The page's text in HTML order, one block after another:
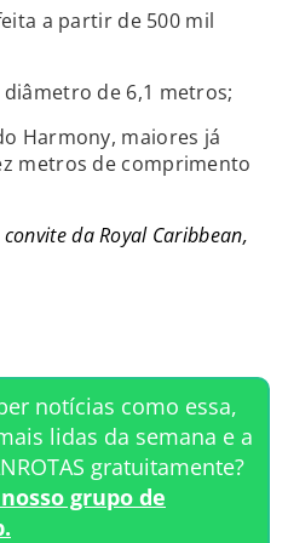
a partir de 500 mil
de 6,1 metros;
Harmony, maiores já
metros de comprimento
da Royal Caribbean,
notícias como essa,
lidas da semana e a
gratuitamente?
grupo de